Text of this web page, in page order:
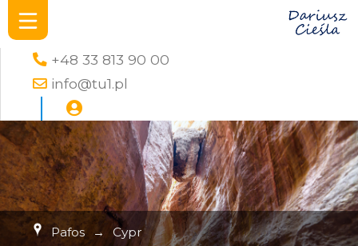
+48 33 813 90 00
info@tu1.pl
Pafos → Cypr